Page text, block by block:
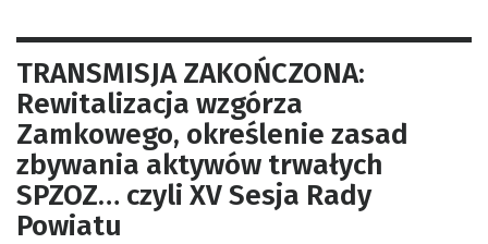
TRANSMISJA ZAKOŃCZONA:
Rewitalizacja wzgórza
Zamkowego, określenie zasad
zbywania aktywów trwałych
SPZOZ… czyli XV Sesja Rady
Powiatu